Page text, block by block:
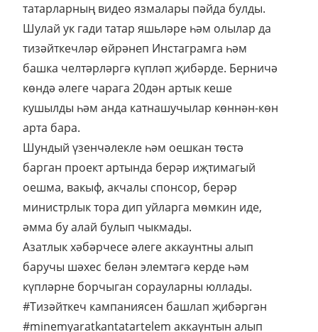
татарларның видео язмалары пәйда булды.
Шулай ук гади татар яшьләре һәм олылар да
тизәйткечләр өйрәнеп Инстаграмга һәм
башка челтәрләргә күпләп җибәрде. Берничә
көндә әлеге чарага 20дән артык кеше
кушылды һәм анда катнашучылар көннән-көн
арта бара.
Шундый үзенчәлекле һәм оешкан төстә
барган проект артында берәр иҗтимагый
оешма, вакыф, акчалы спонсор, берәр
министрлык тора дип уйларга мөмкин иде,
әмма бу алай булып чыкмады.
Азатлык хәбәрчесе әлеге аккаунтны алып
баручы шәхес белән элемтәгә керде һәм
күпләрне борчыган сорауларны юллады.
#Тизәйткеч кампаниясен башлап җибәргән
#minemyaratkantatartelem аккаунтын алып